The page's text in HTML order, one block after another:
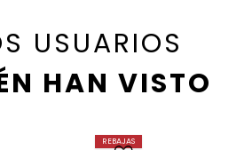
USUARIOS
HAN VISTO
REBAJAS